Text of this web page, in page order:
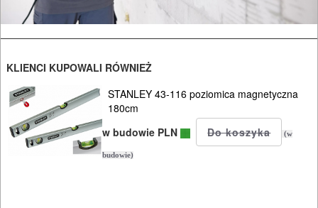
wycinarki
styropianu
wyrzynarki
zgrzewarki
zszywacze
KLIENCI KUPOWALI RÓWNIEŻ
STANLEY 43-116 poziomica magnetyczna
180cm
w budowie PLN
(w
budowie)